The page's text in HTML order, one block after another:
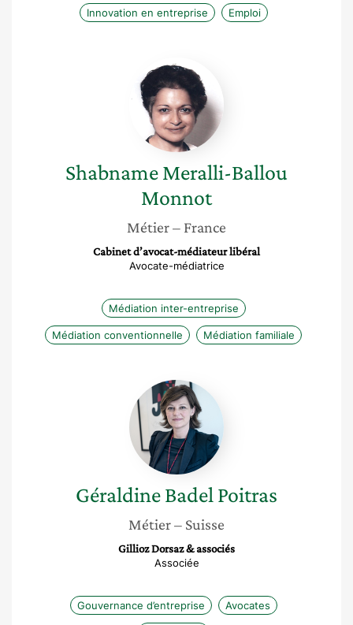
Innovation en entreprise Emploi
Shabname
Meralli-
Ballou
Monnot
ShabnameMeralli-Ballou
Monnot
Métier– France
Cabinet d’avocat-médiateur libéral
Avocate-médiatrice
Médiation inter-entreprise
Médiation conventionnelle Médiation familiale
Géraldine
Badel
Poitras
GéraldineBadel Poitras
Métier– Suisse
Gillioz Dorsaz & associés
Associée
Gouvernance d’entreprise Avocates